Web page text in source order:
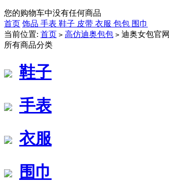
您的购物车中没有任何商品
首页 饰品 手表 鞋子 皮带 衣服 包包 围巾
当前位置: 首页 > 高仿迪奥包包 > 迪奥女包官网
所有商品分类
鞋子
手表
衣服
围巾